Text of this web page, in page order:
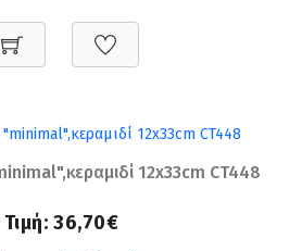
12x33cm CT448
Τιμή: 36,70€